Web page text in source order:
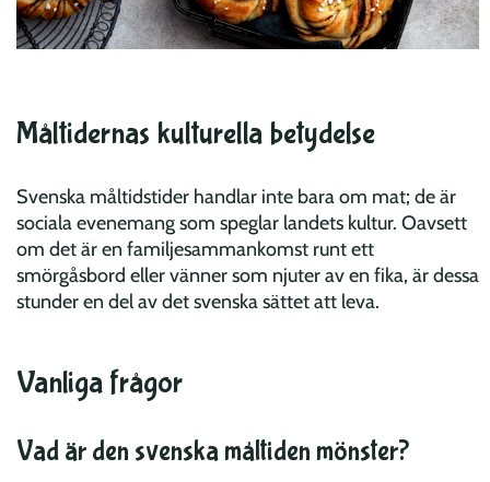
Måltidernas kulturella betydelse
Svenska måltidstider handlar inte bara om mat; de är
sociala evenemang som speglar landets kultur. Oavsett
om det är en familjesammankomst runt ett
smörgåsbord eller vänner som njuter av en fika, är dessa
stunder en del av det svenska sättet att leva.
Vanliga frågor
Vad är den svenska måltiden mönster?